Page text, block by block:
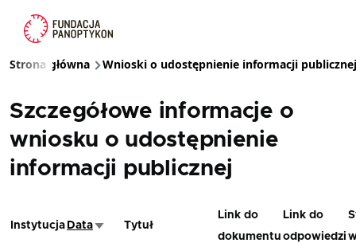
Ścieżka nawigacyjna
Strona główna Wnioski o udostępnienie informacji publicznej
Szczegółowe informacje o
wniosku o udostępnienie
informacji publicznej
Instytucja DataSortuj rosnąco
Tytuł
Link do
dokumentu
Link do
odpowiedzi